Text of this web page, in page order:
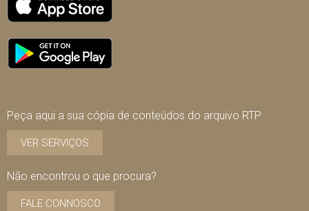
Peça aqui a sua cópia de conteúdos do arquivo RTP
VER SERVIÇOS
Não encontrou o que procura?
FALE CONNOSCO